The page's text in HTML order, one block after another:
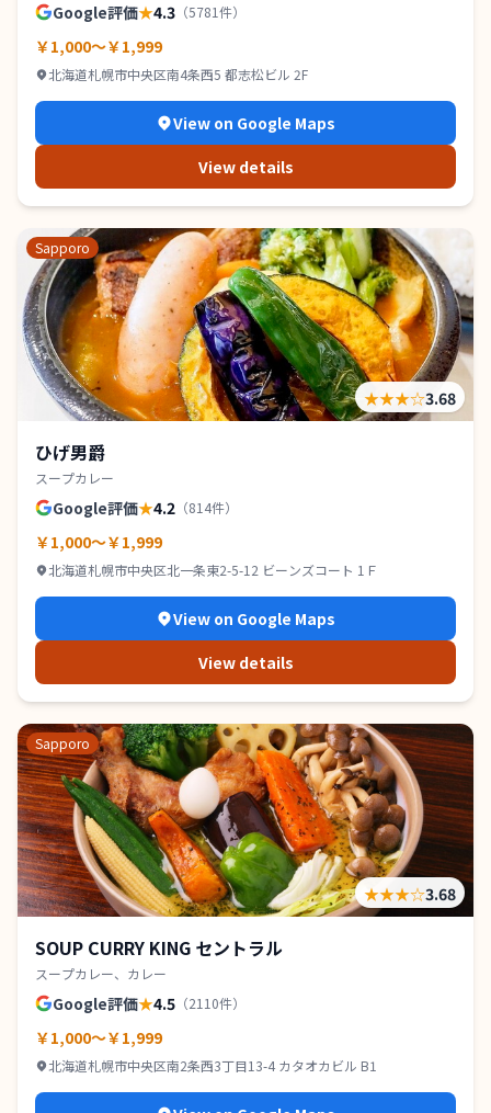
Google評価★4.3 （5781件）
￥1,000～￥1,999
北海道札幌市中央区南4条西5 都志松ビル 2F
View on Google Maps
View details
Sapporo
★★★☆3.68
ひげ男爵
スープカレー
Google評価★4.2 （814件）
￥1,000～￥1,999
北海道札幌市中央区北一条東2-5-12 ビーンズコート 1Ｆ
View on Google Maps
View details
Sapporo
★★★☆3.68
SOUP CURRY KING セントラル
スープカレー、カレー
Google評価★4.5 （2110件）
￥1,000～￥1,999
北海道札幌市中央区南2条西3丁目13-4 カタオカビル B1